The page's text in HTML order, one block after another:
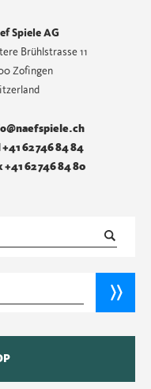
Spiele AG
Brühlstrasse 11
Zofingen
+41 62 746 84 84
+41 62 746 84 80